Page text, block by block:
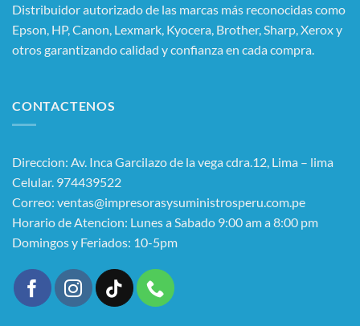
Distribuidor autorizado de las marcas más reconocidas como
Epson, HP, Canon, Lexmark, Kyocera, Brother, Sharp, Xerox y
otros garantizando calidad y confianza en cada compra.
CONTACTENOS
Direccion: Av. Inca Garcilazo de la vega cdra.12, Lima – lima
Celular. 974439522
Correo: ventas@impresorasysuministrosperu.com.pe
Horario de Atencion: Lunes a Sabado 9:00 am a 8:00 pm
Domingos y Feriados: 10-5pm